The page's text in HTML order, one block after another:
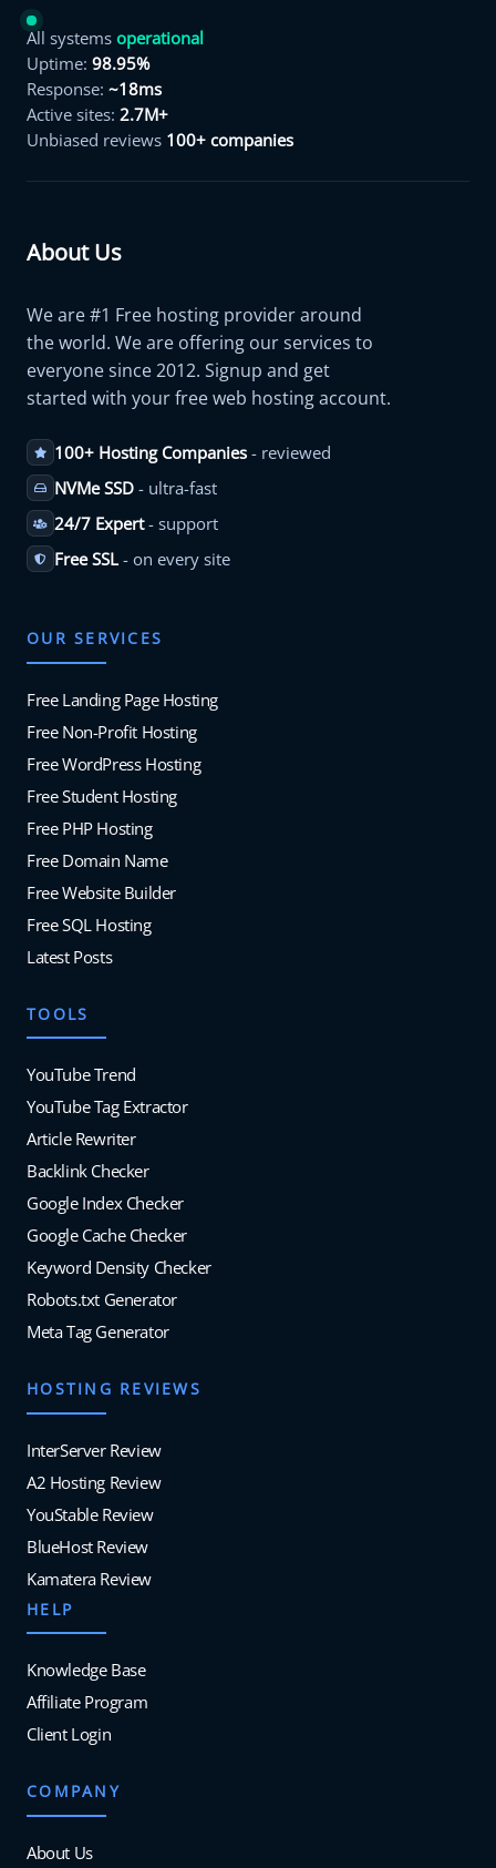
All systems operational
Uptime: 98.95%
Response: ~18ms
Active sites: 2.7M+
Unbiased reviews 100+ companies
About Us
We are #1 Free hosting provider around
the world. We are offering our services to
everyone since 2012. Signup and get
started with your free web hosting account.
100+ Hosting Companies- reviewed
NVMe SSD- ultra-fast
24/7 Expert- support
Free SSL- on every site
OUR SERVICES
Free Landing Page Hosting
Free Non-Profit Hosting
Free WordPress Hosting
Free Student Hosting
Free PHP Hosting
Free Domain Name
Free Website Builder
Free SQL Hosting
Latest Posts
TOOLS
YouTube Trend
YouTube Tag Extractor
Article Rewriter
Backlink Checker
Google Index Checker
Google Cache Checker
Keyword Density Checker
Robots.txt Generator
Meta Tag Generator
HOSTING REVIEWS
InterServer Review
A2 Hosting Review
YouStable Review
BlueHost Review
Kamatera Review
HELP
Knowledge Base
Affiliate Program
Client Login
COMPANY
About Us